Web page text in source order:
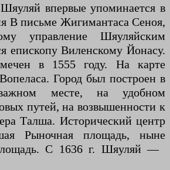
впервые упоминается в
В письме Жигимантаса Сеноя,
управление Шяуляйским
епископу Виленскому Йонасу.
в 1555 году. На карте
Город был построен в
месте, на удобном
путей, на возвышенности к
Талша. Исторический центр
Рыночная площадь, ныне
С 1636 г. Шяуляй —